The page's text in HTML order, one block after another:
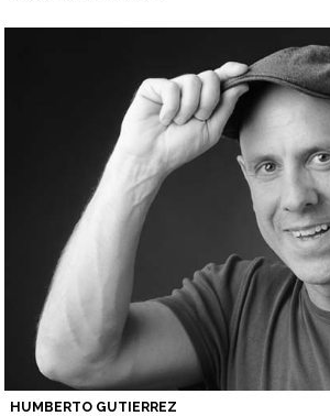
HUMBERTO GUTIERREZ